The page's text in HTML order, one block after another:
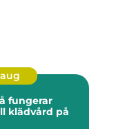
fungerar
klädvård på